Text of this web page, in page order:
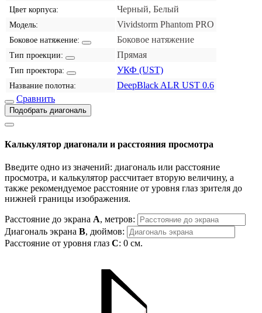
Цвет корпуса: Черный, Белый
Модель: Vividstorm Phantom PRO
Боковое натяжение: Боковое натяжение
Тип проекции: Прямая
Тип проектора: УКФ (UST)
Название полотна:
DeepBlack ALR UST 0.6
Сравнить
Подобрать диагональ
Калькулятор диагонали и расстояния просмотра
Введите одно из значений: диагональ или расстояние
просмотра, и калькулятор рассчитает вторую величину, а
также рекомендуемое расстояние от уровня глаз зрителя до
нижней границы изображения.
Расстояние до экрана A, метров:
Диагональ экрана B, дюймов:
Расстояние от уровня глаз C: 0 см.